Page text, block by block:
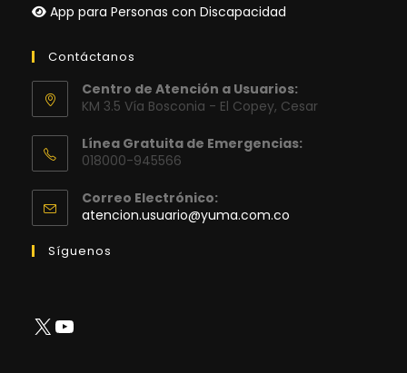
App para Personas con Discapacidad
Contáctanos
Centro de Atención a Usuarios:
KM 3.5 Vía Bosconia - El Copey, Cesar
Línea Gratuita de Emergencias:
018000-945566
Correo Electrónico:
atencion.usuario@yuma.com.co
Síguenos
X YouTube